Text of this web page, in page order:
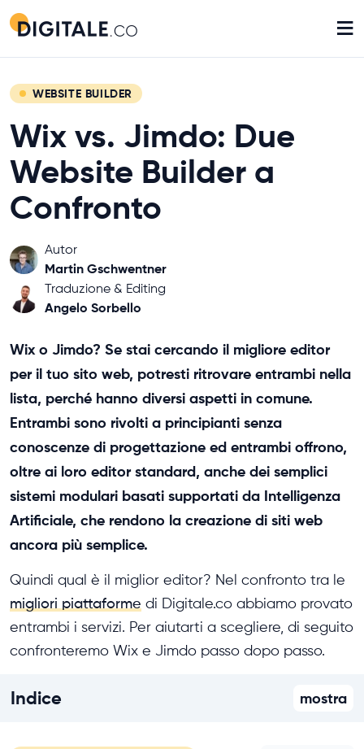
≡
WEBSITE BUILDER
Wix vs. Jimdo: Due
Website Builder a
Confronto
Autor
Martin Gschwentner
Traduzione & Editing
Angelo Sorbello
Wix o Jimdo? Se stai cercando il migliore editor
per il tuo sito web, potresti ritrovare entrambi nella
lista, perché hanno diversi aspetti in comune.
Entrambi sono rivolti a principianti senza
conoscenze di progettazione ed entrambi offrono,
oltre ai loro editor standard, anche dei semplici
sistemi modulari basati supportati da Intelligenza
Artificiale, che rendono la creazione di siti web
ancora più semplice.
Quindi qual è il miglior editor? Nel confronto tra le
migliori piattaforme di Digitale.co abbiamo provato
entrambi i servizi. Per aiutarti a scegliere, di seguito
confronteremo Wix e Jimdo passo dopo passo.
Indice mostra